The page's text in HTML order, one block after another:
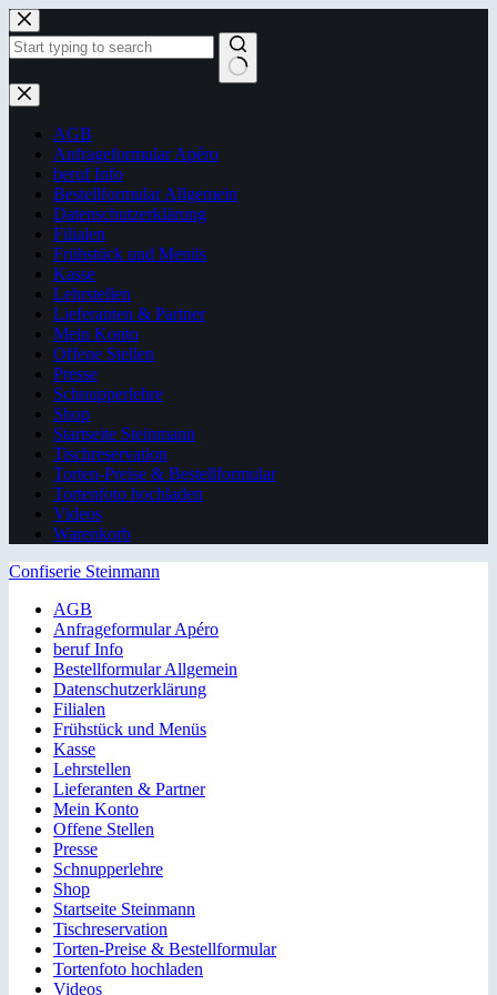
Zum
Inhalt
springen
Keine
Ergebnisse
AGB
Anfrageformular Apéro
beruf Info
Bestellformular Allgemein
Datenschutzerklärung
Filialen
Frühstück und Menüs
Kasse
Lehrstellen
Lieferanten & Partner
Mein Konto
Offene Stellen
Presse
Schnupperlehre
Shop
Startseite Steinmann
Tischreservation
Torten-Preise & Bestellformular
Tortenfoto hochladen
Videos
Warenkorb
Confiserie Steinmann
AGB
Anfrageformular Apéro
beruf Info
Bestellformular Allgemein
Datenschutzerklärung
Filialen
Frühstück und Menüs
Kasse
Lehrstellen
Lieferanten & Partner
Mein Konto
Offene Stellen
Presse
Schnupperlehre
Shop
Startseite Steinmann
Tischreservation
Torten-Preise & Bestellformular
Tortenfoto hochladen
Videos